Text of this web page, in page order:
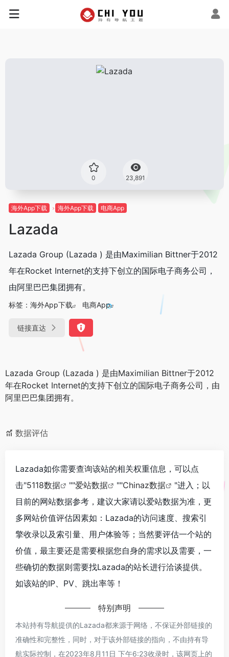
0 23,891
海外App下载 海外App下载 电商App
Lazada
Lazada Group (Lazada ) 是由Maximilian Bittner于2012
年在Rocket Internet的支持下创立的国际电子商务公司，
由阿里巴巴集团拥有。
标签： 海外App下载 电商App
链接直达
Lazada Group (Lazada ) 是由Maximilian Bittner于2012
年在Rocket Internet的支持下创立的国际电子商务公司，由
阿里巴巴集团拥有。
数据评估
Lazada如你需要查询该站的相关权重信息，可以点
击"5118数据 ""爱站数据 ""Chinaz数据
"进入；以
目前的网站数据参考，建议大家请以爱站数据为准，更
多网站价值评估因素如：Lazada的访问速度、搜索引
擎收录以及索引量、用户体验等；当然要评估一个站的
价值，最主要还是需要根据您自身的需求以及需要，一
些确切的数据则需要找Lazada的站长进行洽谈提供。
如该站的IP、PV、跳出率等！
特别声明
本站持有导航提供的Lazada都来源于网络，不保证外部链接的
准确性和完整性，同时，对于该外部链接的指向，不由持有导
航实际控制，在2023年8月11日 下午6:23收录时，该网页上的